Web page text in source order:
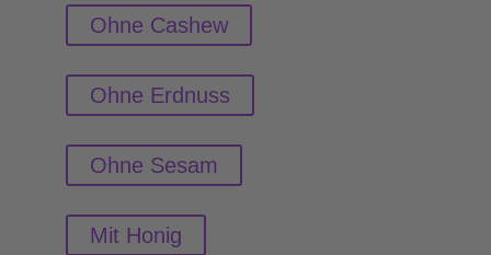
Ohne Cashew
Ohne Erdnuss
Ohne Sesam
Mit Honig